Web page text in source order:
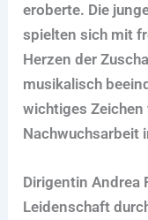
eroberte. Die
spielten sich mit
Herzen der
musikalisch
wichtiges
Nachwuchsarbeit
Dirigentin Andrea
Leidenschaft